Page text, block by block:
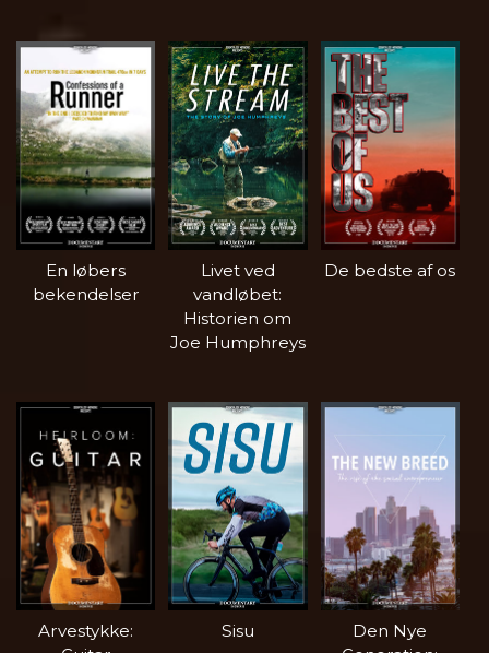
En løbers
bekendelser
Livet ved
vandløbet:
Historien om
Joe Humphreys
De bedste af os
Arvestykke:
Sisu
Den Nye